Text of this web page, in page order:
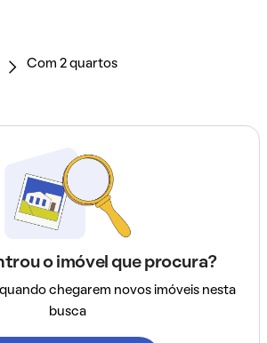
Com 2 quartos
o imóvel que procura?
chegarem novos imóveis nesta
busca